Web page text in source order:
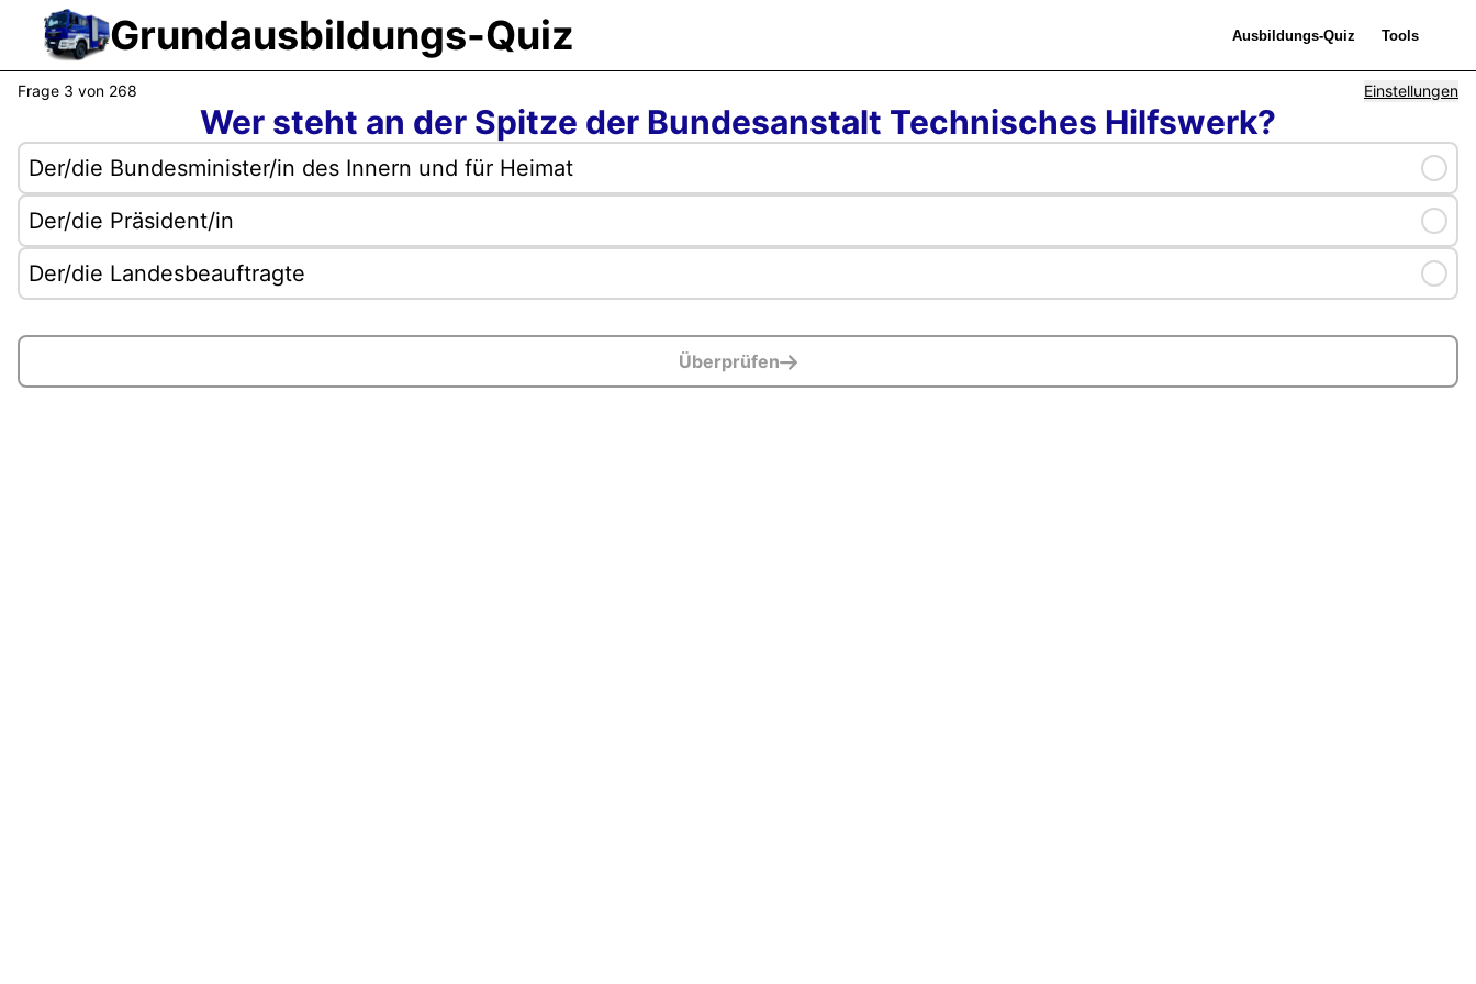
Frage 3 von 268 Einstellungen
Wer steht an der Spitze der Bundesanstalt Technisches Hilfswerk?
Der/die Bundesminister/in des Innern und für Heimat
Der/die Präsident/in
Der/die Landesbeauftragte
Überprüfen
Sehmer
15:18